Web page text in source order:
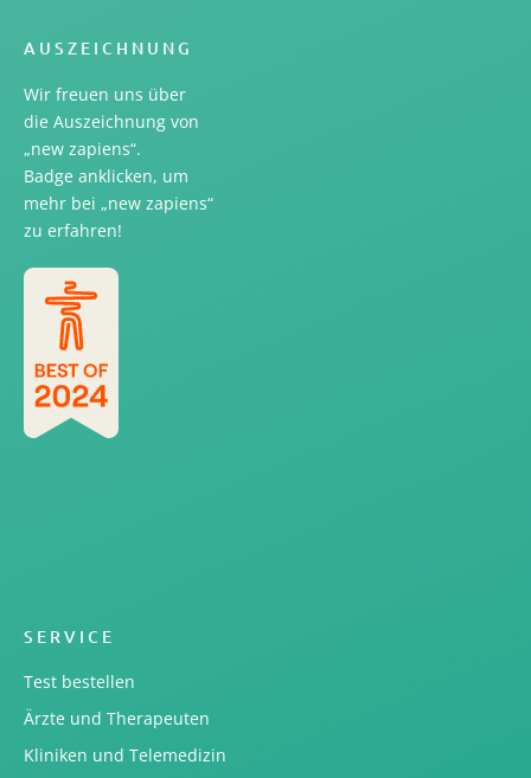
SERVICE
Test bestellen
Ärzte und Therapeuten
Kliniken und Telemedizin
AUSZEICHNUNG
Wir freuen uns über
die Auszeichnung von
„new zapiens“.
Badge anklicken, um
mehr bei „new zapiens“
zu erfahren!